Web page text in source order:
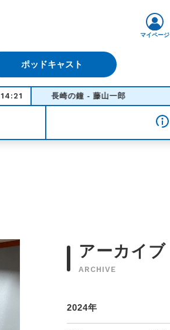
ポッドキャスト
マイページ
14:21 長崎の鐘 - 藤山一郎
アーカイブ
ARCHIVE
2024年